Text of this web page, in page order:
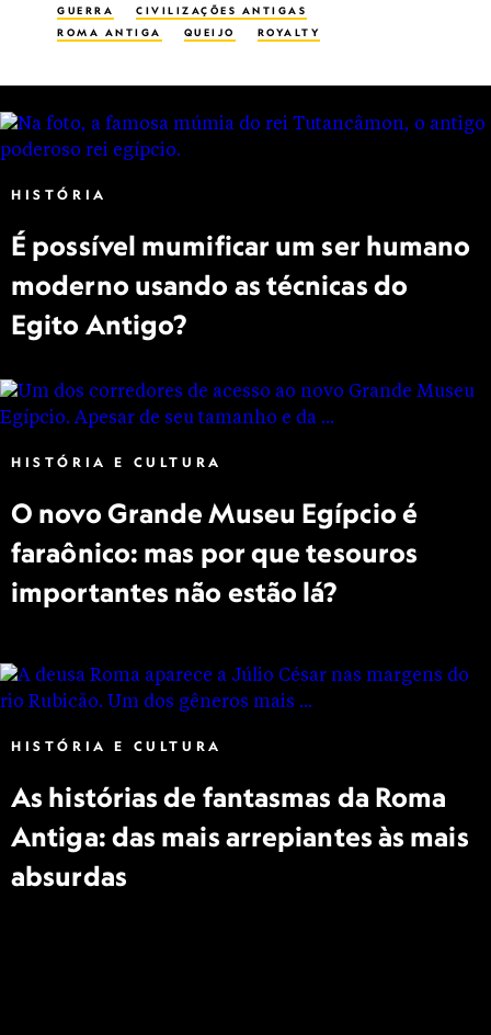
GUERRA
CIVILIZAÇÕES ANTIGAS
ROMA ANTIGA
QUEIJO ROYALTY
HISTÓRIA
É possível mumificar um ser humano
moderno usando as técnicas do
Egito Antigo?
HISTÓRIA E CULTURA
O novo Grande Museu Egípcio é
faraônico: mas por que tesouros
importantes não estão lá?
HISTÓRIA E CULTURA
As histórias de fantasmas da Roma
Antiga: das mais arrepiantes às mais
absurdas